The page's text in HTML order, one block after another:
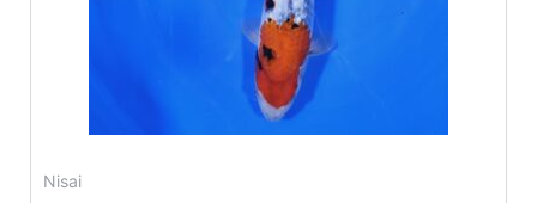
Nisai